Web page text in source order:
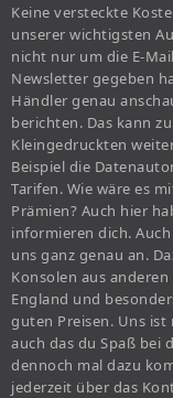
Keine versteckte
unserer wichtigsten
nicht nur um die E-
Newsletter gegeben
Händler genau
berichten. Das kann
Kleingedruckten
Beispiel die
Tarifen. Wie wäre es
Prämien? Auch hier
informieren dich.
uns ganz genau an.
Konsolen aus
England und
guten Preisen. Uns
auch das du Spaß bei
dennoch mal dazu
jederzeit über das